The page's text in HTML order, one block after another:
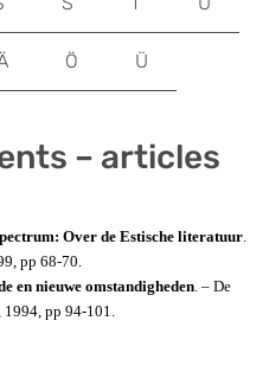
– articles
Over de Estische literatuur.
pp 68-70.
en nieuwe omstandigheden. – De
1994, pp 94-101.
Ö Ü